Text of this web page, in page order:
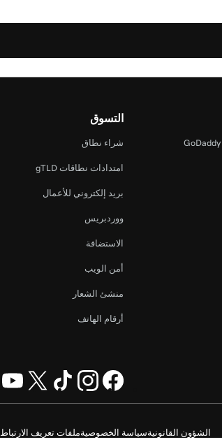
التسوق
شراء نطاق
امتدادات نطاقات gTLD
بريد إلكتروني للأعمال
ووردبريس
الاستضافة
أمن الويب
منشئ الشعار
أرقام الهاتف
الشؤون القانونيةسياسة الخصوصيةملفات تعريف الارتباط